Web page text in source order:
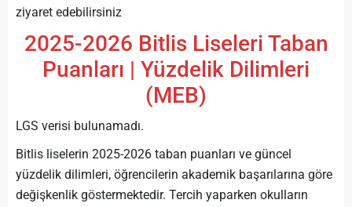
ziyaret edebilirsiniz
2025-2026 Bitlis Liseleri Taban
Puanları | Yüzdelik Dilimleri
(MEB)
LGS verisi bulunamadı.
Bitlis liselerin 2025-2026 taban puanları ve güncel
yüzdelik dilimleri, öğrencilerin akademik başarılarına göre
değişkenlik göstermektedir. Tercih yaparken okulların